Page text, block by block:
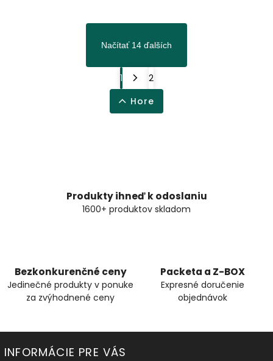
Načítať 14 ďalších
1
2
Hore
Produkty ihneď k odoslaniu
1600+ produktov skladom
Bezkonkurenčné ceny
Jedinečné produkty v ponuke
za zvýhodnené ceny
Packeta a Z-BOX
Expresné doručenie
objednávok
INFORMÁCIE PRE VÁS